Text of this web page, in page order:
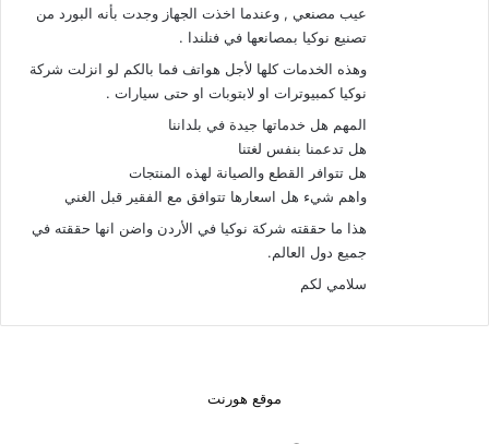
عيب مصنعي , وعندما اخذت الجهاز وجدت بأنه البورد من
تصنيع نوكيا بمصانعها في فنلندا .
وهذه الخدمات كلها لأجل هواتف فما بالكم لو انزلت شركة
نوكيا كمبيوترات او لابتوبات او حتى سيارات .
المهم هل خدماتها جيدة في بلداننا
هل تدعمنا بنفس لغتنا
هل تتوافر القطع والصيانة لهذه المنتجات
واهم شيء هل اسعارها تتوافق مع الفقير قبل الغني
هذا ما حققته شركة نوكيا في الأردن واضن انها حققته في
جميع دول العالم.
سلامي لكم
موقع هورنت